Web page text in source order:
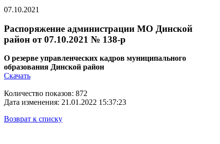
07.10.2021
Распоряжение администрации МО Динской
район от 07.10.2021 № 138-р
О резерве управленческих кадров муниципального
образования Динской район
Скачать
Количество показов: 872
Дата изменения: 21.01.2022 15:37:23
Возврат к списку